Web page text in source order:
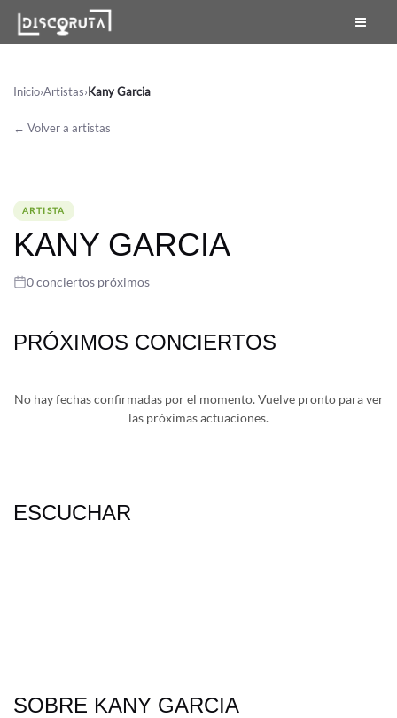
content
Inicio›Artistas›Kany Garcia
← Volver a artistas
ARTISTA
KANY GARCIA
0 conciertos próximos
PRÓXIMOS CONCIERTOS
No hay fechas confirmadas por el momento. Vuelve pronto para ver
las próximas actuaciones.
ESCUCHAR
SOBRE KANY GARCIA